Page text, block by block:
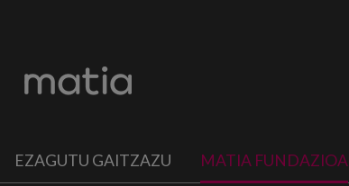
EZAGUTU GAITZAZU MATIA FUNDAZIOA